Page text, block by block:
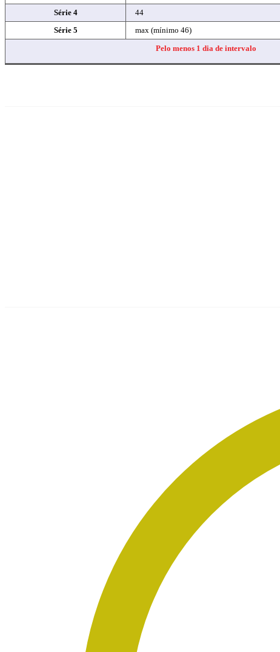
Série 4 44
Série 5 max (mínimo 46)
Pelo menos 1 dia de intervalo